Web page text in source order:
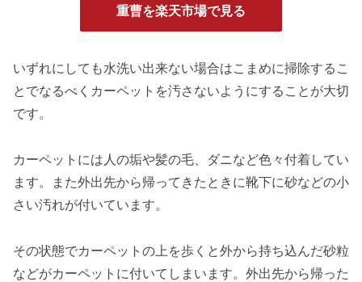
重曹を楽天市場で見る
いずれにしても水洗い出来ない場合はこまめに掃除するこ
とでなるべくカーペットを汚さないようにすることが大切
です。
カーペットには人の垢や髪の毛、ダニなど色々付着してい
ます。また外出先から帰ってきたときに靴下に砂などの小
さい汚れが付いています。
その状態でカーペットの上を歩くと外から持ち込んだ砂粒
などがカーペットに付いてしまいます。外出先から帰った